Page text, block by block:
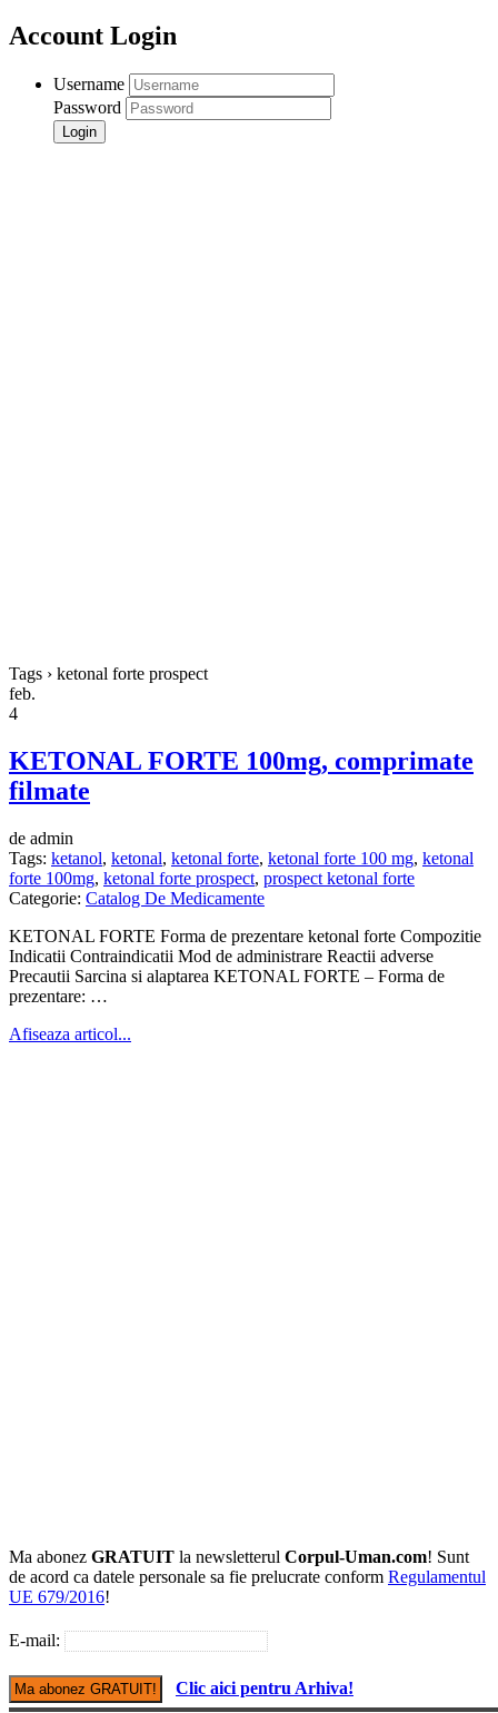
Account Login
Username
Password
Tags › ketonal forte prospect
feb.
4
KETONAL FORTE 100mg, comprimate
filmate
de admin
Tags: ketanol, ketonal, ketonal forte, ketonal forte 100 mg, ketonal
forte 100mg, ketonal forte prospect, prospect ketonal forte
Categorie: Catalog De Medicamente
KETONAL FORTE Forma de prezentare ketonal forte Compozitie
Indicatii Contraindicatii Mod de administrare Reactii adverse
Precautii Sarcina si alaptarea KETONAL FORTE – Forma de
prezentare: …
Afiseaza articol...
Ma abonez GRATUIT la newsletterul Corpul-Uman.com! Sunt
de acord ca datele personale sa fie prelucrate conform Regulamentul
UE 679/2016!
E-mail:
Clic aici pentru Arhiva!